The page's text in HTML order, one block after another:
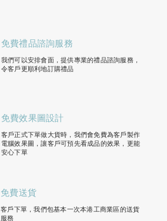
免費禮品諮詢服務
我們可以安排會面，提供專業的禮品諮詢服務，
令客戶更順利地訂購禮品
免費效果圖設計
客戶正式下單做大貨時，我們會免費為客戶製作
電腦效果圖，讓客戶可預先看成品的效果，更能
安心下單
免費送貨
客戶下單，我們包基本一次本港工商業區的送貨
服務